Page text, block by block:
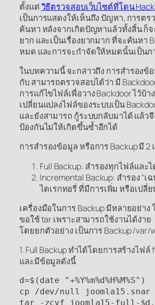
ตั้งแต่วิธีตรวจสอบเว็บไซต์ที่โดน
เป็นการแสดงให้เห็นถึง ปัญหา, การตร
ค้นหา หลังจากเกิดปัญหาแล้วทั้งสิ้น ก็จ
ยาก และเป็นเรื่องยากมาก ที่จะค้นหา
หมด และการจะกำจัดให้หมดนั้นเป็นภ
ในบทความนี้ จะกล่าวถึง การสำรองข้
กับ สามารถตรวจสอบได้ว่า มี
การแก้ไขไฟล์เพื่อวาง Backdoor ไว้บ้า
เปลี่ยนแปลงไฟล์ของระบบเป็น
และยังสามารถ กู้ระบบกลับมาได้ แล้ว
ป้องกันไม่ให้เกิดขึ้นซ้ำอีกได้
การสำรองข้อมูล หรือการ Backup มี 2
Full Backup: สำรองทุกไฟล์และ
Incremental Backup: สำรอง “เ
ไดเรกทอรี่ ที่มีการเพิ่ม หรือเปลี่
เครื่องมือในการ Backup มีหลายอย่า
ขอใช้ tar เพราะสามารถใช้งานได้ง่าย
โดยยกตัวอย่าง เป็นการ Backup /var/
1. Full Backup ทำได้โดยการสร้างไฟล์
และมีข้อมูลดังนี้
d=$(date "+%Y%m%d%H%M%S")
cp /dev/null joomla15.snar
tar -zcvf joomla15-full-